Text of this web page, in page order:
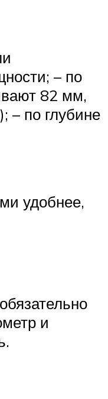
– по
82 мм,
– по глубине
удобнее,
и